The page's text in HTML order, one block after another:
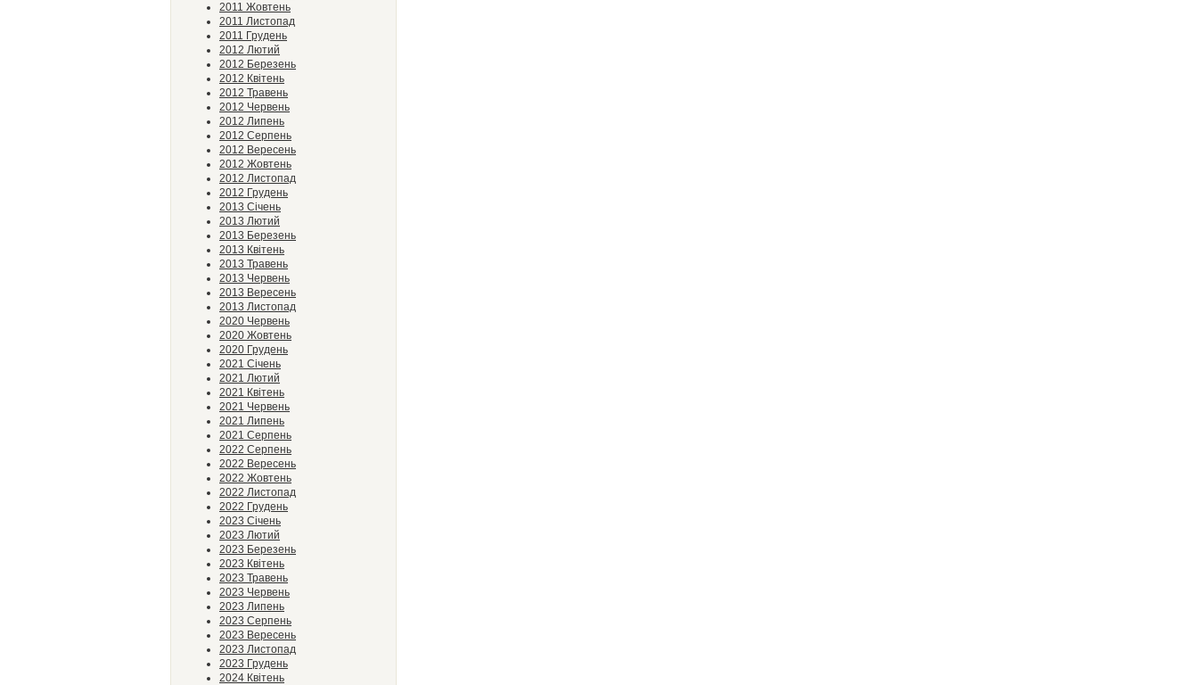
2011 Жовтень
2011 Листопад
2011 Грудень
2012 Лютий
2012 Березень
2012 Квітень
2012 Травень
2012 Червень
2012 Липень
2012 Серпень
2012 Вересень
2012 Жовтень
2012 Листопад
2012 Грудень
2013 Січень
2013 Лютий
2013 Березень
2013 Квітень
2013 Травень
2013 Червень
2013 Вересень
2013 Листопад
2020 Червень
2020 Жовтень
2020 Грудень
2021 Січень
2021 Лютий
2021 Квітень
2021 Червень
2021 Липень
2021 Серпень
2022 Серпень
2022 Вересень
2022 Жовтень
2022 Листопад
2022 Грудень
2023 Січень
2023 Лютий
2023 Березень
2023 Квітень
2023 Травень
2023 Червень
2023 Липень
2023 Серпень
2023 Вересень
2023 Листопад
2023 Грудень
2024 Квітень